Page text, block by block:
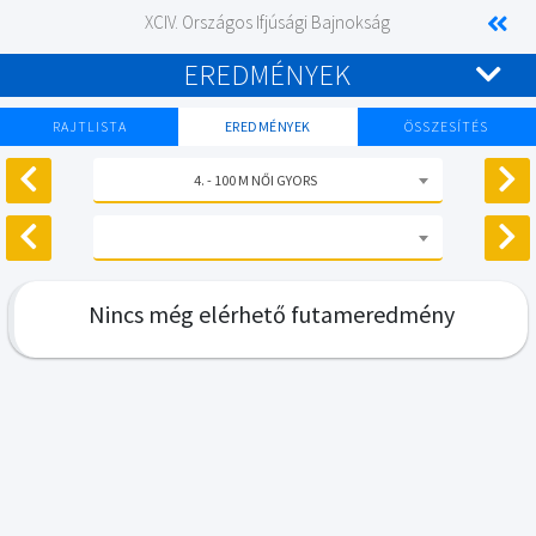
XCIV. Országos Ifjúsági Bajnokság
EREDMÉNYEK
RAJTLISTA EREDMÉNYEK ÖSSZESÍTÉS
4. - 100 M NŐI GYORS
Nincs még elérhető futameredmény